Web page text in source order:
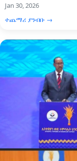
Jan 30, 2026
ተጨማሪ ያንብቡ →